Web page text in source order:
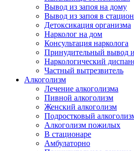
Вывод из запоя на дому
Вывод из запоя в
Детоксикация организма
Нарколог на дом
Консультация нарколога
Принудительный вывод
Наркологический
Частный вытрезвитель
Алкоголизм
Лечение алкоголизма
Пивной алкоголизм
Женский алкоголизм
Подростковый
Алкоголизм пожилых
В стационаре
Амбулаторно